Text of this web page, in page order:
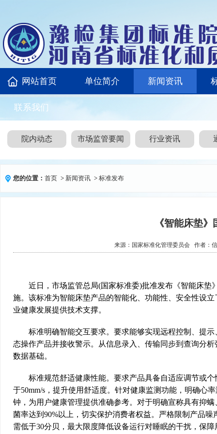
网站首页 单位简介 新闻资讯
联系我们
院内动态 市场监管要闻 行业资讯
您的位置： 首页 > 新闻资讯 > 标准发布
《智能床垫
来源： 国家标准化管理委员会 作者：
近日，市场监管总局(国家标准委)批准发布《智能床垫
施。该标准为智能床垫产品的智能化、功能性、安全性设
业健康发展提供技术支撑。
标准明确智能交互要求。要求能够实现远程控制、提示
态操作产品并接收警示。从信息录入、传输同步到查询分
数据基础。
标准规范舒适健康性能。要求产品具备自适应调节或个
于50mm/s，提升使用舒适度。针对健康监测功能，明确心
钟，为用户健康管理提供准确参考。对于明确宣称具有抑
菌率达到90%以上，切实保护消费者权益。严格限制产品
需低于30分贝，最大限度降低设备运行对睡眠的干扰，保